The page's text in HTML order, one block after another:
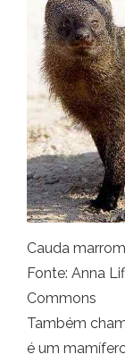
Cauda
Fonte: Anna
Commons
Também
é um